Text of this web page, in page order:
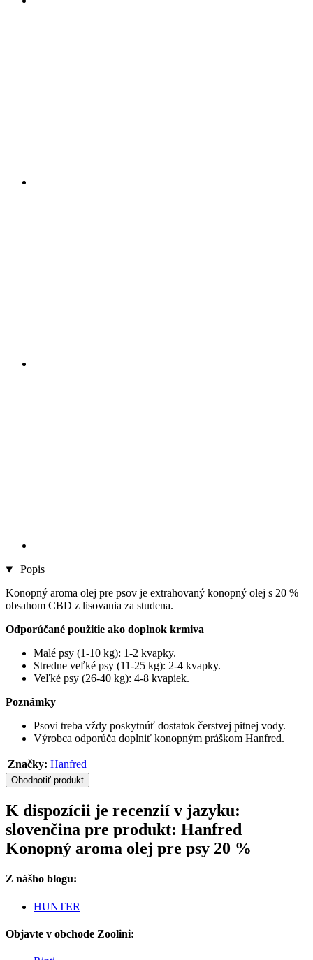
Popis
Konopný aroma olej pre psov je extrahovaný konopný olej s 20 %
obsahom CBD z lisovania za studena.
Odporúčané použitie ako doplnok krmiva
Malé psy (1-10 kg): 1-2 kvapky.
Stredne veľké psy (11-25 kg): 2-4 kvapky.
Veľké psy (26-40 kg): 4-8 kvapiek.
Poznámky
Psovi treba vždy poskytnúť dostatok čerstvej pitnej vody.
Výrobca odporúča doplniť konopným práškom Hanfred.
Značky: Hanfred
Ohodnotiť produkt
K dispozícii je recenzií v jazyku:
slovenčina pre produkt: Hanfred
Konopný aroma olej pre psy 20 %
Z nášho blogu:
HUNTER
Objavte v obchode Zoolini: